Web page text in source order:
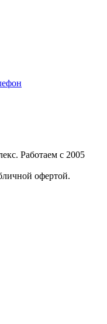
Работаем с 2005
офертой.